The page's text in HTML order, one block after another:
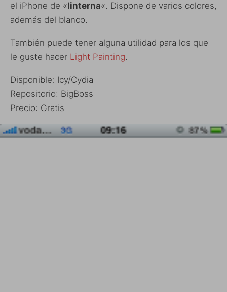
el iPhone de «linterna«. Dispone de varios colores,
además del blanco.
También puede tener alguna utilidad para los que
le guste hacer Light Painting.
Disponible: Icy/Cydia
Repositorio: BigBoss
Precio: Gratis